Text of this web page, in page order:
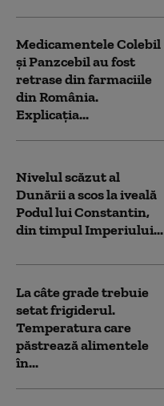
Medicamentele Colebil
și Panzcebil au fost
retrase din farmaciile
din România.
Explicația...
Nivelul scăzut al
Dunării a scos la iveală
Podul lui Constantin,
din timpul Imperiului...
La câte grade trebuie
setat frigiderul.
Temperatura care
păstrează alimentele
în...